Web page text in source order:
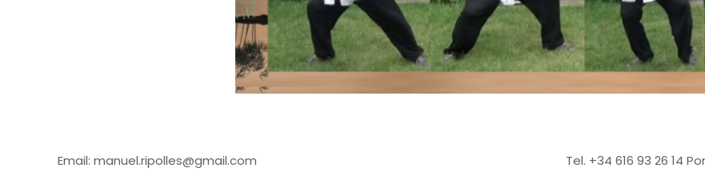
Email: manuel.ripolles@gmail.com Tel. +34 616 93 26 14